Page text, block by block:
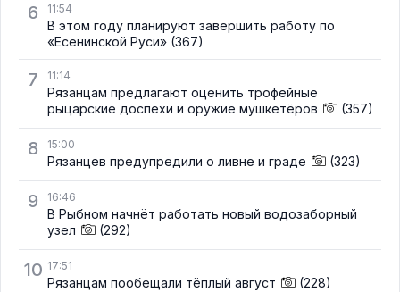
6 11:54
В этом году планируют завершить работу по
«Есенинской Руси» (367)
7 11:14
Рязанцам предлагают оценить трофейные
рыцарские доспехи и оружие мушкетёров
(357)
8 15:00
Рязанцев предупредили о ливне и граде (323)
9 16:46
В Рыбном начнёт работать новый водозаборный
узел
(292)
10 17:51
Рязанцам пообещали тёплый август (228)